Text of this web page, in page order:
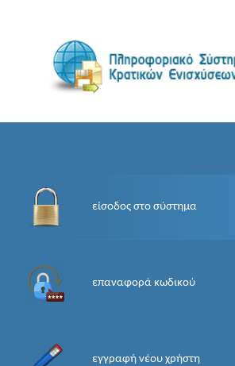
είσοδος στο σύστημα
επαναφορά κωδικού
εγγραφή νέου χρήστη